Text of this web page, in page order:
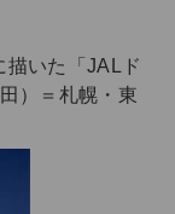
描いた「JALド
）＝札幌・東